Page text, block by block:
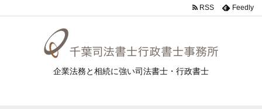
企業法務と相続に強い司法書士・行政書士
RSS Feedly